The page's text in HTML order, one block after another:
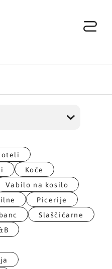
Koče
Vabilo na kosilo
Picerije
Slaščičarne